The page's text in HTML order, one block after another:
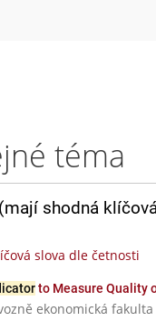
téma
shodná
slova dle četnosti
to Measure Quality
ekonomická